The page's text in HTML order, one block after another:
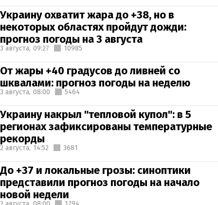
Украину охватит жара до +38, но в
некоторых областях пройдут дожди:
прогноз погоды на 3 августа
3 августа, 09:27 10985
От жары +40 градусов до ливней со
шквалами: прогноз погоды на неделю
3 августа, 08:00 5464
Украину накрыл "тепловой купол": в 5
регионах зафиксированы температурные
рекорды
2 августа, 14:52 3681
До +37 и локальные грозы: синоптики
представили прогноз погоды на начало
новой недели